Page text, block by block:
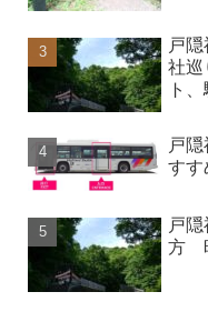
戸
社
ト
戸
すす
戸
方